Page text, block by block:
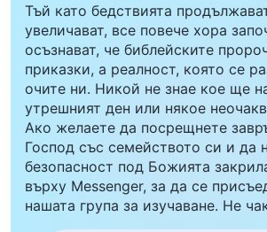
Тъй като бедствията
увеличават, все повече хора
осъзнават, че библейските
приказки, а реалност, която се
очите ни. Никой не знае кое ще
утрешният ден или някое
Ако желаете да посрещнете
Господ със семейството си и да
безопасност под Божията
върху Messenger, за да се
нашата група за изучаване. Не